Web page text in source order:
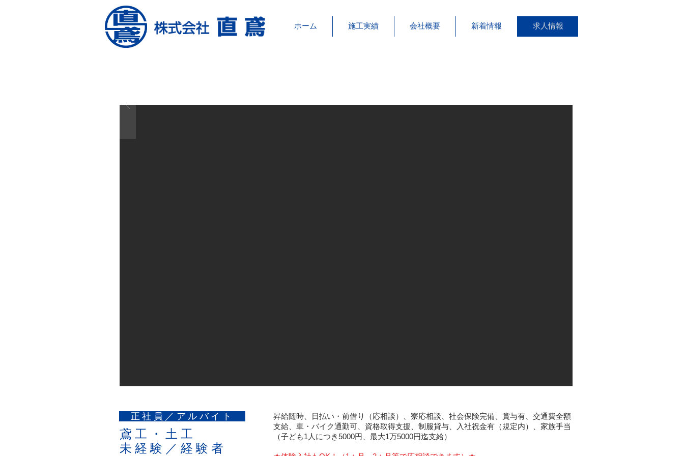
ホーム 施工実績 会社概要 新着情報 求人情報
正社員／アルバイト
鳶工・土工
未経験／経験者
昇給随時、日払い・前借り（応相談）、寮応相談、 社会保険完備、賞与有、 交通費全額
支給、車・バイク通勤可、資格取得支援、制服貸与、
入社祝金有（規定内）、 家族手当
（子ども1人につき5000円、最大1万5000円迄支給）